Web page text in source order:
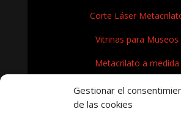
Gestionar el
de las cookies
Corte Láser
Vitrinas para Museos
Metacrilato a medida
Rótulos en
Expositores de metacrilato